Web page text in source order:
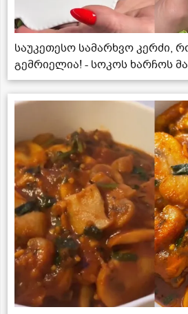
საუკეთესო სამარხვო კერძი,
გემრიელია! - სოკოს ხარჩოს